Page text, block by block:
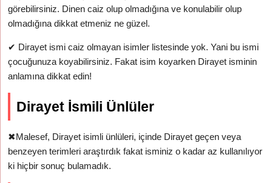
görebilirsiniz. Dinen caiz olup olmadığına ve konulabilir olup
olmadığına dikkat etmeniz ne güzel.
✔ Dirayet ismi caiz olmayan isimler listesinde yok. Yani bu ismi
çocuğunuza koyabilirsiniz. Fakat isim koyarken Dirayet isminin
anlamına dikkat edin!
Dirayet İsmili Ünlüler
✖Malesef, Dirayet isimli ünlüleri, içinde Dirayet geçen veya
benzeyen terimleri araştırdık fakat isminiz o kadar az kullanılıyor
ki hiçbir sonuç bulamadık.